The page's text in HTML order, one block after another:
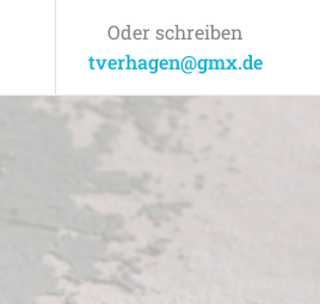
Oder schreiben
tverhagen@gmx.de